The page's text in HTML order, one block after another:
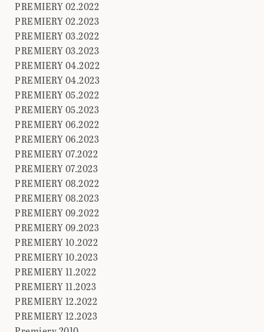
PREMIERY 02.2022
PREMIERY 02.2023
PREMIERY 03.2022
PREMIERY 03.2023
PREMIERY 04.2022
PREMIERY 04.2023
PREMIERY 05.2022
PREMIERY 05.2023
PREMIERY 06.2022
PREMIERY 06.2023
PREMIERY 07.2022
PREMIERY 07.2023
PREMIERY 08.2022
PREMIERY 08.2023
PREMIERY 09.2022
PREMIERY 09.2023
PREMIERY 10.2022
PREMIERY 10.2023
PREMIERY 11.2022
PREMIERY 11.2023
PREMIERY 12.2022
PREMIERY 12.2023